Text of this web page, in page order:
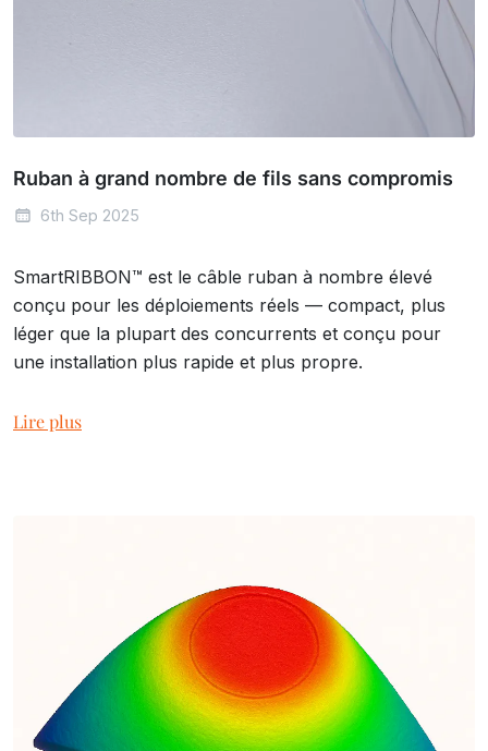
Ruban à grand nombre de fils sans compromis
6th Sep 2025
SmartRIBBON™ est le câble ruban à nombre élevé
conçu pour les déploiements réels — compact, plus
léger que la plupart des concurrents et conçu pour
une installation plus rapide et plus propre.
Lire plus